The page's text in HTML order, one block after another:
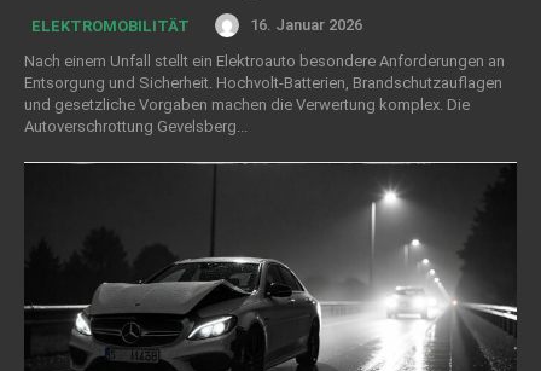
ELEKTROMOBILITÄT
16. Januar 2026
Nach einem Unfall stellt ein Elektroauto besondere Anforderungen an
Entsorgung und Sicherheit. Hochvolt-Batterien, Brandschutzauflagen
und gesetzliche Vorgaben machen die Verwertung komplex. Die
Autoverschrottung Gevelsberg...